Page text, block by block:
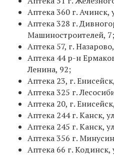
Аптека 360 г. Ачинск,
Аптека 328 г.
Машиностроителей, 7;
Аптека 57, г.
Аптека 44 р-н
Ленина, 92;
Аптека 23, г.
Аптека 325 г.
Аптека 20, г.
Аптека 244 г. Канск,
Аптека 245 г. Канск,
Аптека 356 г.
Аптека 66 г. Кодинск,